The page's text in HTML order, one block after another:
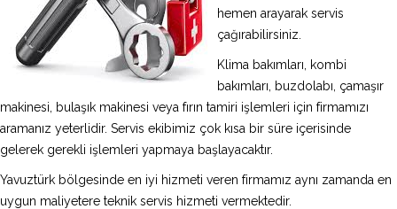
hemen arayarak servis
çağırabilirsiniz.
Klima bakımları, kombi
bakımları, buzdolabı, çamaşır
makinesi, bulaşık makinesi veya fırın tamiri işlemleri için firmamızı
aramanız yeterlidir. Servis ekibimiz çok kısa bir süre içerisinde
gelerek gerekli işlemleri yapmaya başlayacaktır.
Yavuztürk bölgesinde en iyi hizmeti veren firmamız aynı zamanda en
uygun maliyetere teknik servis hizmeti vermektedir.